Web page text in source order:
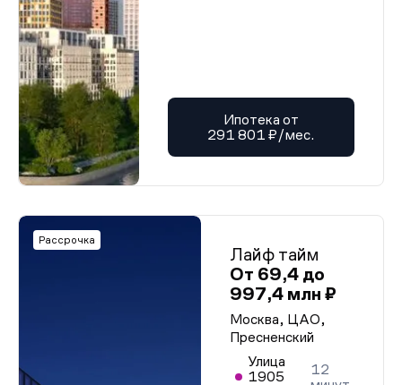
Ипотека от
291 801 ₽/мес.
Рассрочка
Лайф тайм
От 69,4 до
997,4 млн ₽
Москва, ЦАО,
Пресненский
Улица
1905
12